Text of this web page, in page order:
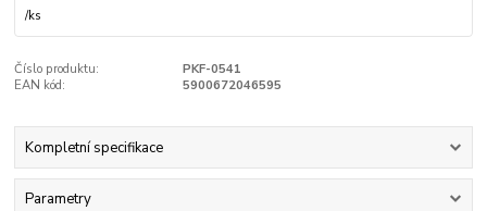
/ks
Číslo produktu:
PKF-0541
EAN kód:
5900672046595
Kompletní specifikace
Parametry